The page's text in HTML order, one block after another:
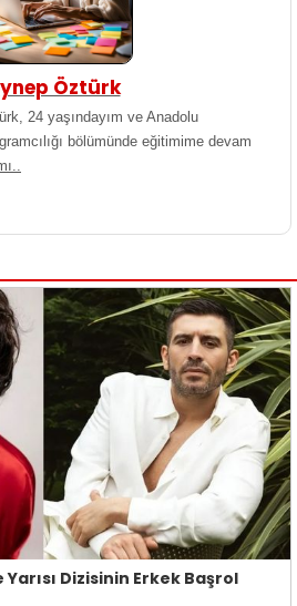
Öztürk
24 yaşındayım ve Anadolu
bölümünde eğitimime devam
Dizisinin Erkek Başrol